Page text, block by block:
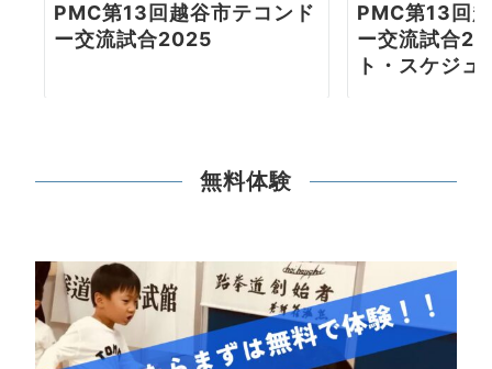
PMC第13回越谷市テコンド
ー交流試合2025
PMC第13回
ー交流試合
ト・スケジュ
無料体験